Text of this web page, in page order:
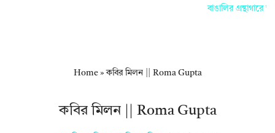
বাঙালির গ্রন্থাগারে
Home»কবির মিলন || Roma Gupta
কবির মিলন || Roma Gupta